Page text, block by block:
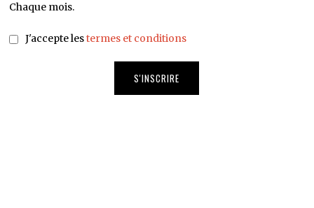
Chaque mois.
J'accepte lestermes et conditions